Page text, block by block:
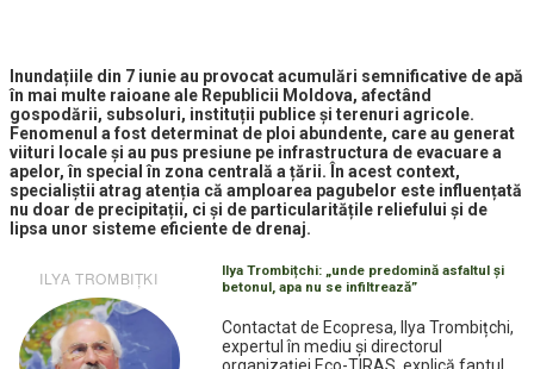
Inundațiile din 7 iunie au provocat acumulări semnificative de apă
în mai multe raioane ale Republicii Moldova, afectând
gospodării, subsoluri, instituții publice și terenuri agricole.
Fenomenul a fost determinat de ploi abundente, care au generat
viituri locale și au pus presiune pe infrastructura de evacuare a
apelor, în special în zona centrală a țării. În acest context,
specialiștii atrag atenția că amploarea pagubelor este influențată
nu doar de precipitații, ci și de particularitățile reliefului și de
lipsa unor sisteme eficiente de drenaj.
ILYA TROMBIŢKI
Ilya Trombițchi: „unde predomină asfaltul și
betonul, apa nu se infiltrează”
Contactat de Ecopresa, Ilya Trombițchi,
expertul în mediu și directorul